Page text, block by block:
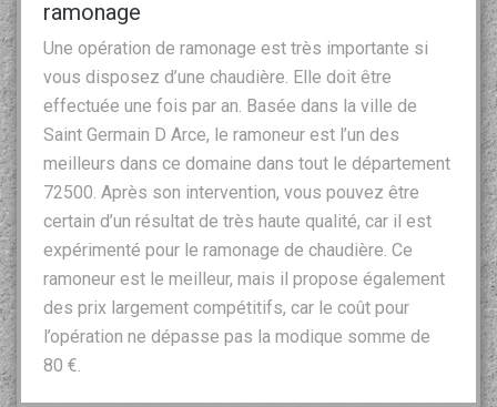
ramonage
Une opération de ramonage est très importante si
vous disposez d’une chaudière. Elle doit être
effectuée une fois par an. Basée dans la ville de
Saint Germain D Arce, le ramoneur est l’un des
meilleurs dans ce domaine dans tout le département
72500. Après son intervention, vous pouvez être
certain d’un résultat de très haute qualité, car il est
expérimenté pour le ramonage de chaudière. Ce
ramoneur est le meilleur, mais il propose également
des prix largement compétitifs, car le coût pour
l’opération ne dépasse pas la modique somme de
80 €.